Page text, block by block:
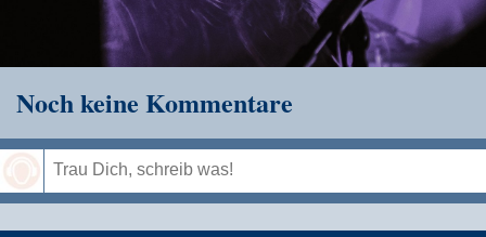
Noch keine Kommentare